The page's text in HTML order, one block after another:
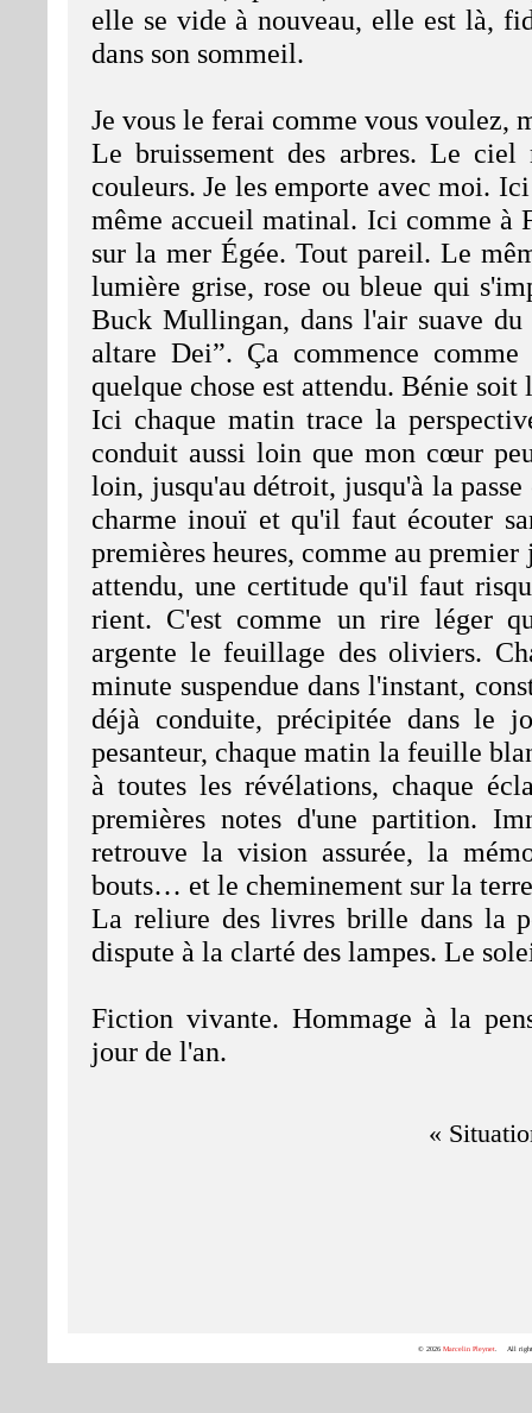
elle se vide à nouveau, elle est là,
dans son sommeil.
Je vous le ferai comme vous voulez,
Le bruissement des arbres. Le ciel
couleurs. Je les emporte avec moi.
même accueil matinal. Ici comme à
sur la mer Égée. Tout pareil. Le
lumière grise, rose ou bleue qui
Buck Mullingan, dans l'air suave
altare Dei”. Ça commence
quelque chose est attendu. Bénie
Ici chaque matin trace la
conduit aussi loin que mon cœur
loin, jusqu'au détroit, jusqu'à la
charme inouï et qu'il faut écouter
premières heures, comme au
attendu, une certitude qu'il faut
rient. C'est comme un rire léger
argente le feuillage des oliviers.
minute suspendue dans l'instant,
déjà conduite, précipitée dans le
pesanteur, chaque matin la feuille
à toutes les révélations, chaque
premières notes d'une partition.
retrouve la vision assurée, la
bouts… et le cheminement sur la
La reliure des livres brille dans la
dispute à la clarté des lampes. Le
Fiction vivante. Hommage à la
jour de l'an.
«
© 2026 Marcelin Pleynet . All